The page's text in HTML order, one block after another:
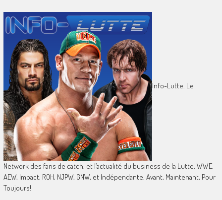
Info-Lutte. Le
Network des fans de catch, et l’actualité du business de la Lutte, WWE,
AEW, Impact, ROH, NJPW, GNW, et Indépendante. Avant, Maintenant, Pour
Toujours!